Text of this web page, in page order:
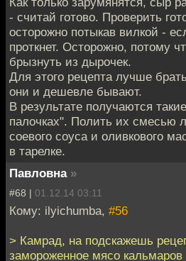
- считай готово. Проверить
осторожно потыкав вилкой -
проткнет. Осторожно, потому
брызнуть из дырочек.
Для этого рецепта лучше
они и дешевле бывают.
В результате получаются
палочках". Полить их смесью
соевого соуса и оливкового
в тарелке.
Павловна »
#68 | 01.12.14 03:11
Кому: ilyichumba, #56
> Камрад, на подскажешь
замороженное мясо